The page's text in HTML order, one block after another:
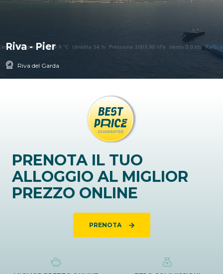
Riva - Pier
Riva del Garda
PRENOTA IL TUO
ALLOGGIO AL MIGLIOR
PREZZO ONLINE
PRENOTA